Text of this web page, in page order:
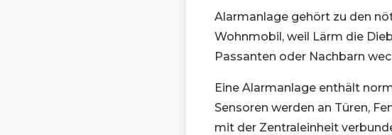
Alarmanlage gehört zu den
Wohnmobil, weil Lärm die
Passanten oder Nachbarn
Eine Alarmanlage enthält
Sensoren werden an Türen,
mit der Zentraleinheit